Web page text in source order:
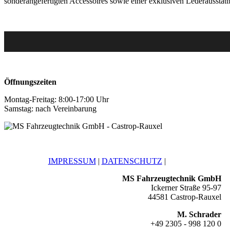
Öffnungszeiten
Montag-Freitag: 8:00-17:00 Uhr
Samstag: nach Vereinbarung
IMPRESSUM| DATENSCHUTZ |
MS Fahrzeugtechnik GmbH
Ickerner Straße 95-97
44581 Castrop-Rauxel
M. Schrader
+49 2305 - 998 120 0